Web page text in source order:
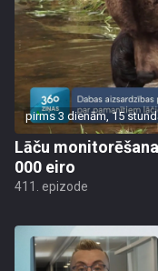
pirms 3 dienām, 15
Lāču
000 eiro
411. epizode